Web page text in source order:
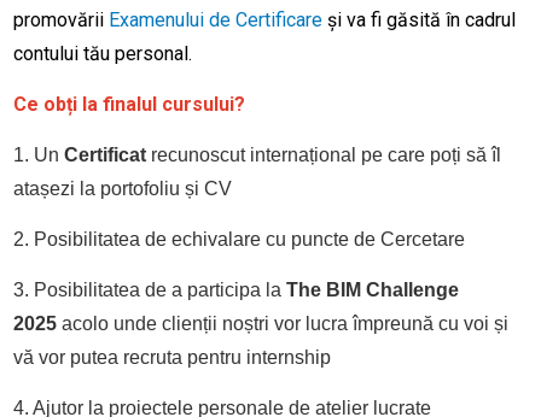
promovării Examenului de Certificareși va fi găsită în cadrul
contului tău personal.
Ce obți la finalul cursului?
1. Un Certificat recunoscut internațional pe care poți să îl
atașezi la portofoliu și CV
2. Posibilitatea de echivalare cu puncte de Cercetare
3. Posibilitatea de a participa la The BIM Challenge
2025 acolo unde clienții noștri vor lucra împreună cu voi și
vă vor putea recruta pentru internship
4. Ajutor la proiectele personale de atelier lucrate